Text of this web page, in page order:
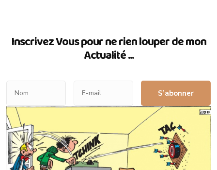
Inscrivez Vous pour ne rien louper de mon
Actualité ...
S’abonner